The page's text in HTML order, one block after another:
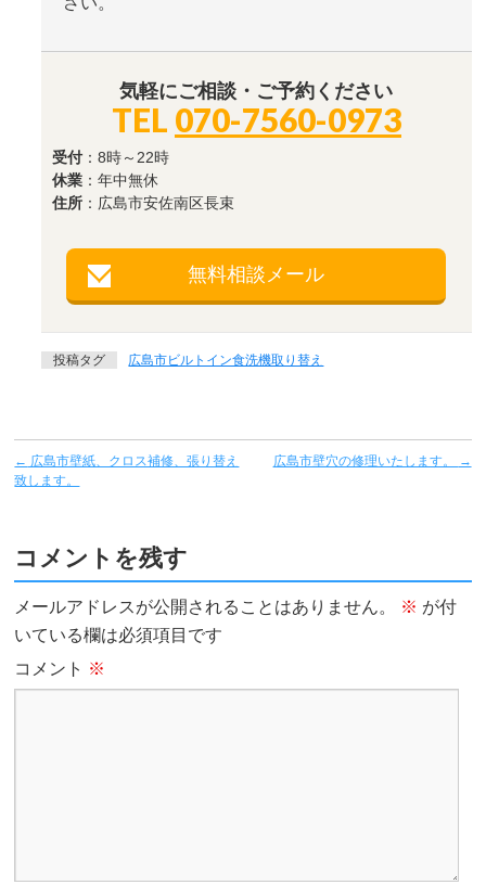
気軽にご相談・ご予約ください
TEL 070-7560-0973
受付 ：8時～22時
休業 ：年中無休
住所 ：広島市安佐南区長束
無料相談メール
投稿タグ 広島市ビルトイン食洗機取り替え
← 広島市壁紙、クロス補修、張り替え
致します。
広島市壁穴の修理いたします。 →
コメントを残す
メールアドレスが公開されることはありません。 ※ が付
いている欄は必須項目です
コメント ※